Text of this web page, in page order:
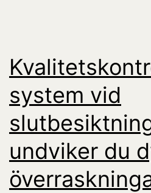
system vid
undviker du